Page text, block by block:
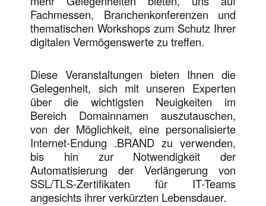
Fachmessen, Branchenkonferenzen und
thematischen Workshops zum Schutz Ihrer
digitalen Vermögenswerte zu treffen.
Diese Veranstaltungen bieten Ihnen die
Gelegenheit, sich mit unseren Experten
über die wichtigsten Neuigkeiten im
Bereich Domainnamen auszutauschen,
von der Möglichkeit, eine personalisierte
Internet-Endung .BRAND zu verwenden,
bis hin zur Notwendigkeit der
Automatisierung der Verlängerung von
SSL/TLS-Zertifikaten für IT-Teams
angesichts ihrer verkürzten Lebensdauer.